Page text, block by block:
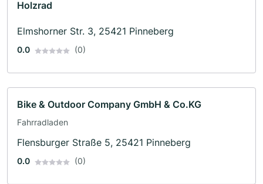
Holzrad
Elmshorner Str. 3, 25421 Pinneberg
0.0 (0)
Bike & Outdoor Company GmbH & Co.KG
Fahrradladen
Flensburger Straße 5, 25421 Pinneberg
0.0 (0)